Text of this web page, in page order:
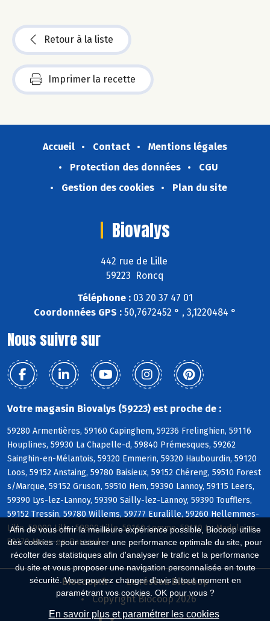
Afin de vous offrir la meilleure expérience possible, Biocoop utilise
des cookies : pour assurer une performance optimale du site, pour
récolter des statistiques afin d'analyser le trafic et la performance
du site et vous proposer une navigation personnalisée en toute
sécurité. Vous pouvez changer d'avis à tout moment en
paramétrant vos cookies. OK pour vous ?
En savoir plus et paramétrer les cookies
Retour à la liste
Imprimer la recette
Accueil Contact
Mentions légales
Protection des données
CGU
Gestion des cookies
Plan du site
Biovalys
442 rue de Lille
59223 Roncq
Téléphone : 03 20 37 47 01
Coordonnées GPS : 50,7672452 ° , 3,1220484 °
Nous suivre sur
Votre magasin Biovalys (59223) est proche de :
59280 Armentières, 59160 Capinghem, 59236 Frelinghien, 59116
Houplines, 59930 La Chapelle-d, 59840 Prémesques, 59262
Sainghin-en-Mélantois, 59320 Emmerin, 59320 Haubourdin, 59120
Loos, 59152 Anstaing, 59780 Baisieux, 59152 Chéreng, 59510 Forest
s/Marque, 59152 Gruson, 59510 Hem, 59390 Lannoy, 59115 Leers,
59390 Lys-lez-Lannoy, 59390 Sailly-lez-Lannoy, 59390 Toufflers,
59152 Tressin, 59780 Willems, 59777 Euralille, 59260 Hellemmes-
Lille, 59000 Lille, 59800 Lille, 59160 Lomme, 59110 La Madeleine,
59370 Mons-en-Baroeul
Biocoop.fr
Le réseau Biocoop
Copyright Biocoop 2026